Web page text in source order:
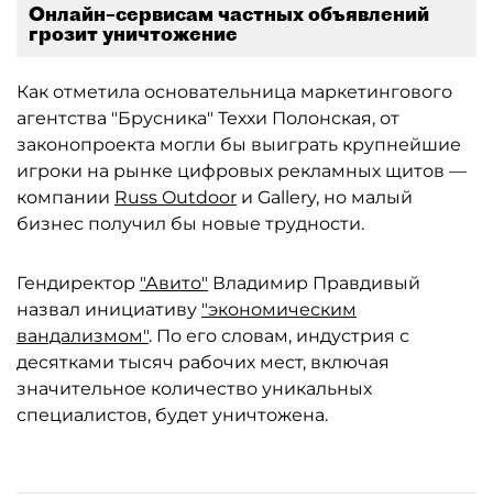
Онлайн–сервисам частных объявлений
грозит уничтожение
Как отметила основательница маркетингового
агентства "Брусника" Теххи Полонская, от
законопроекта могли бы выиграть крупнейшие
игроки на рынке цифровых рекламных щитов —
компании Russ Outdoor и Gallery, но малый
бизнес получил бы новые трудности.
Гендиректор "Авито" Владимир Правдивый
назвал инициативу "экономическим
вандализмом". По его словам, индустрия с
десятками тысяч рабочих мест, включая
значительное количество уникальных
специалистов, будет уничтожена.